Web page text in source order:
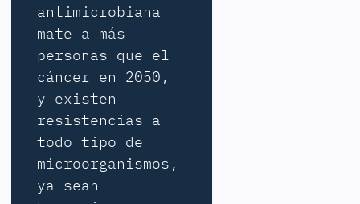
antimicrobiana
mate a más
personas que el
cáncer en 2050,
y existen
resistencias a
todo tipo de
microorganismos,
ya sean